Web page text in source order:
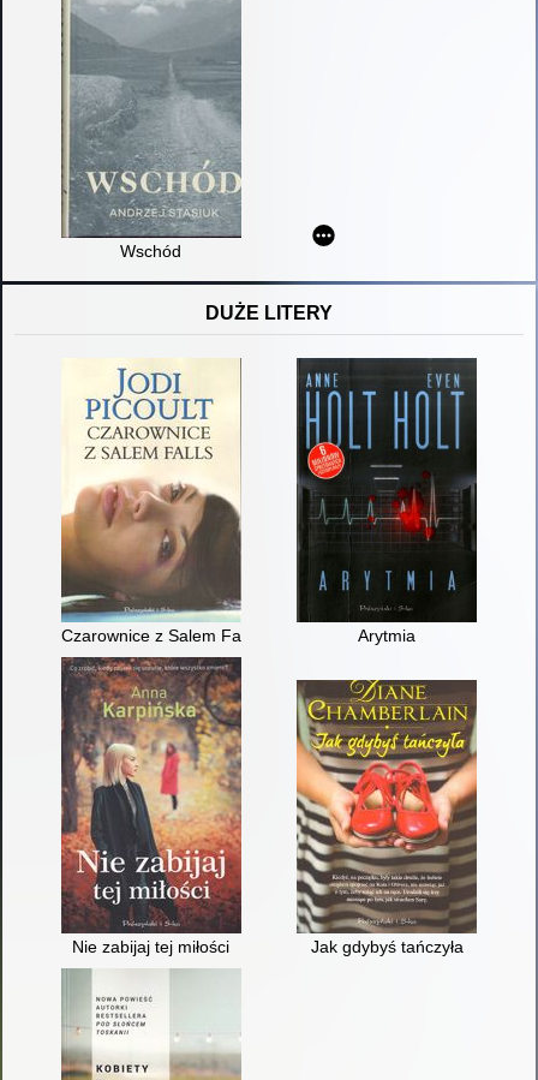
Wschód
DUŻE LITERY
Czarownice z Salem Falls Arytmia
Nie zabijaj tej miłości Jak gdybyś tańczyła